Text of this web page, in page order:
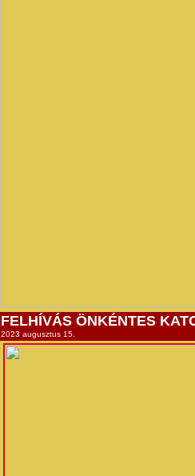
FELHÍVÁS ÖNKÉNTES
2023 augusztus 15.